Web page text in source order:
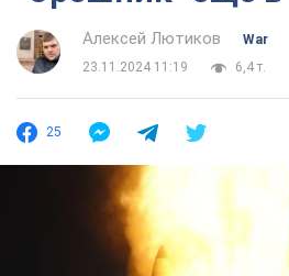
Алексей Лютиков
War
23.11.2024 11:19
6,4 т.
25